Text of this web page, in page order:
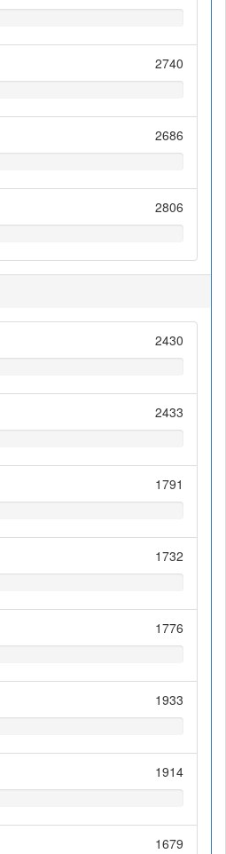
2740
2686
2806
2430
2433
1791
1732
1776
1933
1914
1679